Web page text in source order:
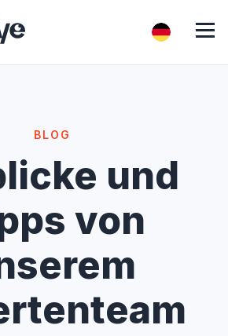
BLOG
und
von